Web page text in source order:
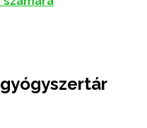
gyógyszertár